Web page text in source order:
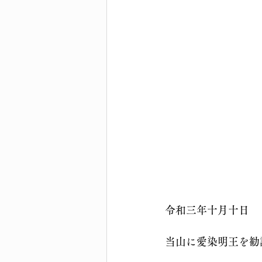
令和三年十月十日
当山に愛染明王を勧